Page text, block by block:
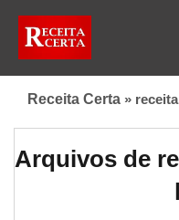
Receita Certa »
Arquivos de